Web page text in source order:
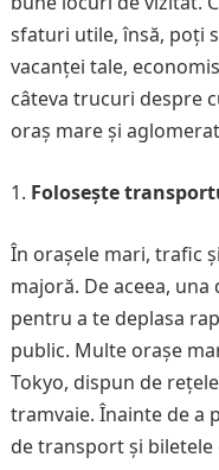
sfaturi utile, însă, poți
vacanței tale,
câteva trucuri despre
oraș mare și
Folosește
În orașele mari, trafic
majoră. De aceea,
pentru a te deplasa
public. Multe orașe
Tokyo, dispun de
tramvaie. Înainte de a
de transport și